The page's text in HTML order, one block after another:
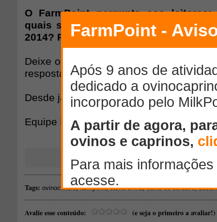
O FarmPoint pergunta aos
quais são os 3 principais desafios
2014? Por quê?
Deixe o seu comentário no box abaixo
respostas, prepararemos um artigo.
Desde já muito obrigado.
Equipe FarmPoint
Tags: ovinocultura,farmpoint,carne ovina,carne de cordeiro,
Avalie esse conteúdo: (e seja o primeiro a avaliar!)